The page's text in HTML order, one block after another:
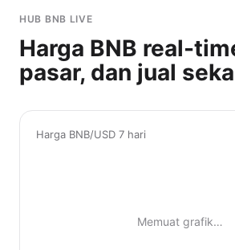
HUB BNB LIVE
Harga BNB real-
pasar, dan jual
Harga BNB/USD 7 hari
Memuat grafik…